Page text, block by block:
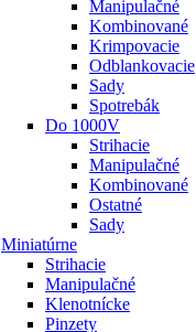
Manipulačné
Kombinované
Krimpovacie
Odblankovacie
Sady
Spotrebák
Do 1000V
Strihacie
Manipulačné
Kombinované
Ostatné
Sady
Miniatúrne
Strihacie
Manipulačné
Klenotnícke
Pinzety